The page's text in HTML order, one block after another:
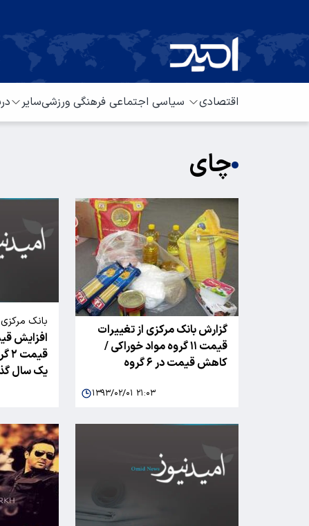
اقتصادی سیاسی اجتماعی فرهنگی ورزشیسایر
چای
گزارش بانک مرکزی از تغییرات
قیمت ۱۱ گروه مواد خوراکی /
کاهش قیمت در ۶ گروه
۱۳۹۳/۰۲/۰۱ ۲۱:۰۳
بانک
کالاهای
یک سال